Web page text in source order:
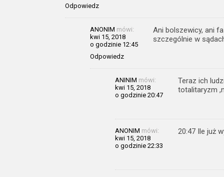
Odpowiedz
ANONIM mówi:
kwi 15, 2018
o godzinie 12:45
Odpowiedz
Ani bolszewicy, ani
szczególnie w
ANINIM mówi:
kwi 15, 2018
o godzinie 20:47
Teraz ich
totalitaryzm
ANONIM mówi:
kwi 15, 2018
o godzinie 22:33
20:47 Ile już